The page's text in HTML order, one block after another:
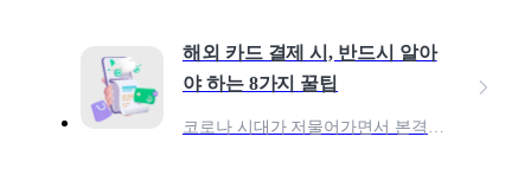
해외 카드 결제 시, 반드시 알아
야 하는 8가지 꿀팁
코로나 시대가 저물어가면서 본격적으로 해외여행이 늘어나고 있고, 동시에 해외 카드 결제에 대해 알아보는 분들이 많습니다. 과거와는 다르게 최근 대부분의 해외국가에서 신용카드 결제가